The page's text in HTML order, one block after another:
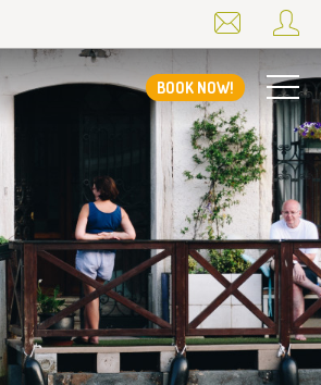
BOOK NOW!